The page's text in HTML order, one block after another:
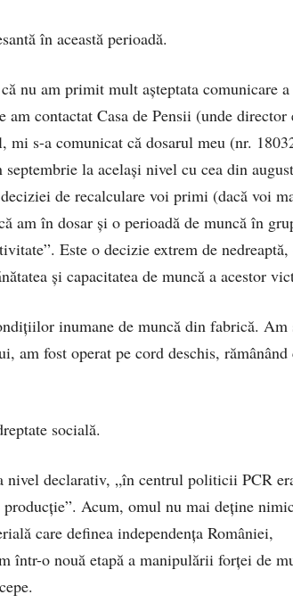
în această perioadă.
nu am primit mult așteptata comunicare
contactat Casa de Pensii (unde director
s-a comunicat că dosarul meu (nr.
la același nivel cu cea din
de recalculare voi primi (dacă voi
am în dosar și o perioadă de muncă în
Este o decizie extrem de nedreaptă,
și capacitatea de muncă a acestor
inumane de muncă din fabrică. Am
am fost operat pe cord deschis, rămânând
socială.
nivel declarativ, „în centrul politicii PCR
Acum, omul nu mai deține
care definea independența României,
într-o nouă etapă a manipulării forței de